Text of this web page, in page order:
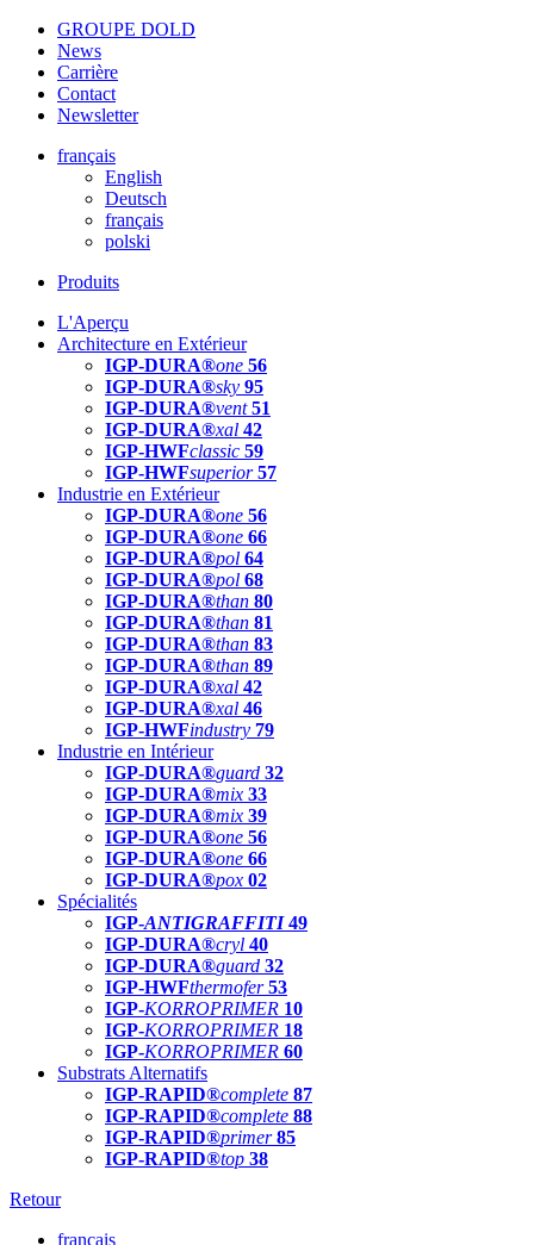
GROUPE DOLD
News
Carrière
Contact
Newsletter
français
English
Deutsch
français
polski
Produits
L'Aperçu
Architecture en Extérieur
IGP-DURA®one 56
IGP-DURA®sky 95
IGP-DURA®vent 51
IGP-DURA®xal 42
IGP-HWFclassic 59
IGP-HWFsuperior 57
Industrie en Extérieur
IGP-DURA®one 56
IGP-DURA®one 66
IGP-DURA®pol 64
IGP-DURA®pol 68
IGP-DURA®than 80
IGP-DURA®than 81
IGP-DURA®than 83
IGP-DURA®than 89
IGP-DURA®xal 42
IGP-DURA®xal 46
IGP-HWFindustry 79
Industrie en Intérieur
IGP-DURA®guard 32
IGP-DURA®mix 33
IGP-DURA®mix 39
IGP-DURA®one 56
IGP-DURA®one 66
IGP-DURA®pox 02
Spécialités
IGP-ANTIGRAFFITI49
IGP-DURA®cryl 40
IGP-DURA®guard 32
IGP-HWFthermofer 53
IGP-KORROPRIMER 10
IGP-KORROPRIMER 18
IGP-KORROPRIMER 60
Substrats Alternatifs
IGP-RAPID®complete 87
IGP-RAPID®complete 88
IGP-RAPID®primer 85
IGP-RAPID®top 38
Retour
français